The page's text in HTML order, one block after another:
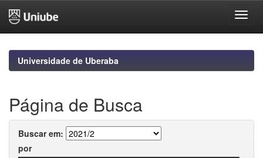
navigationUniversidade de Uberaba
Página de Busca
Buscar em:
por